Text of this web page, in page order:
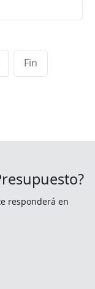
Fin
responderá en